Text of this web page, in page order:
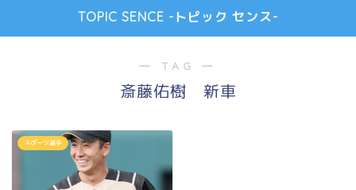
TOPIC SENCE -トピック センス-
― TAG ―
斎藤佑樹 新車
スポーツ選手